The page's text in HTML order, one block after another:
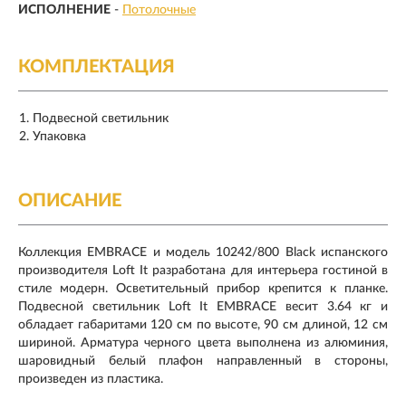
ИСПОЛНЕНИЕ - Потолочные
КОМПЛЕКТАЦИЯ
Подвесной светильник
Упаковка
ОПИСАНИЕ
Коллекция EMBRACE и модель 10242/800 Black испанского
производителя Loft It разработана для интерьера гостиной в
стиле модерн. Осветительный прибор крепится к планке.
Подвесной светильник Loft It EMBRACE весит 3.64 кг и
обладает габаритами 120 см по высоте, 90 см длиной, 12 см
шириной. Арматура черного цвета выполнена из алюминия,
шаровидный белый плафон направленный в стороны,
произведен из пластика.